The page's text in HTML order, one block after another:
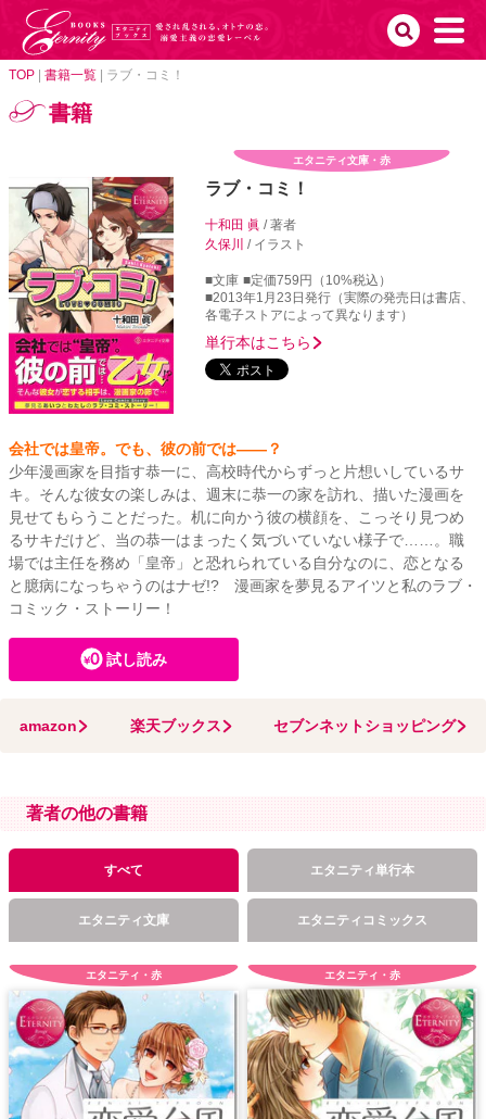
TOP 書籍一覧 ラブ・コミ！
書籍
エタニティ文庫・赤
ラブ・コミ！
十和田 眞/ 著者
久保川 / イラスト
■文庫 ■定価759円（10%税込）
■2013年1月23日発行（実際の発売日は書店、
各電子ストアによって異なります）
単行本はこちら
会社では皇帝。でも、彼の前では――？
少年漫画家を目指す恭一に、高校時代からずっと片想いしているサ
キ。そんな彼女の楽しみは、週末に恭一の家を訪れ、描いた漫画を
見せてもらうことだった。机に向かう彼の横顔を、こっそり見つめ
るサキだけど、当の恭一はまったく気づいていない様子で……。職
場では主任を務め「皇帝」と恐れられている自分なのに、恋となる
と臆病になっちゃうのはナゼ!? 漫画家を夢見るアイツと私のラブ・
コミック・ストーリー！
試し読み
amazon 楽天ブックス セブンネットショッピング
著者の他の書籍
すべて エタニティ単行本
エタニティ文庫 エタニティコミックス
エタニティ・赤 エタニティ・赤